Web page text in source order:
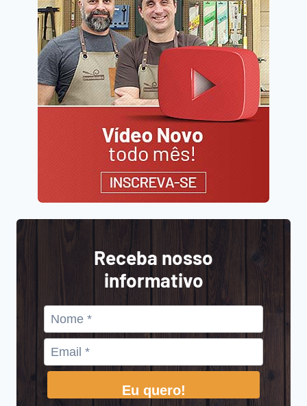
Receba nosso
informativo
Eu quero!